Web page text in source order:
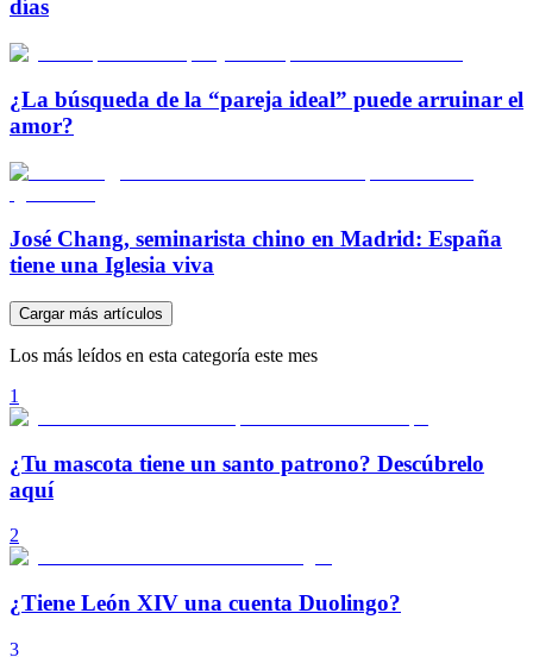
días
¿La búsqueda de la “pareja ideal” puede arruinar el
amor?
José Chang, seminarista chino en Madrid: España
tiene una Iglesia viva
Cargar más artículos
Los más leídos en esta categoría este mes
1
¿Tu mascota tiene un santo patrono? Descúbrelo
aquí
2
¿Tiene León XIV una cuenta Duolingo?
3